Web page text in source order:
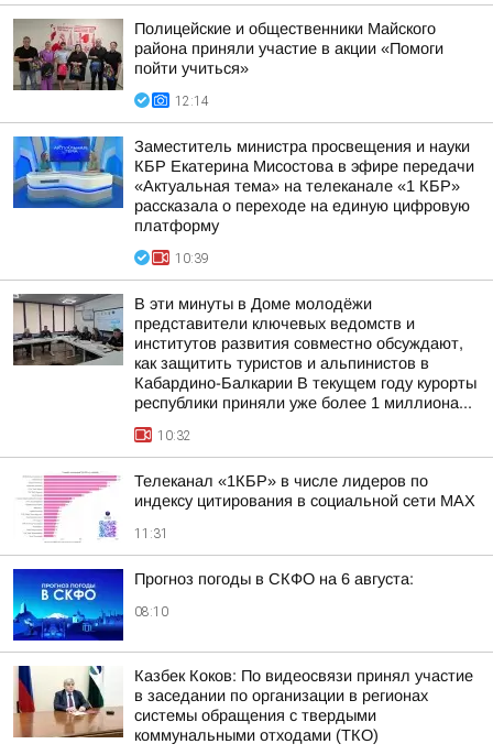
Полицейские и общественники Майского
района приняли участие в акции «Помоги
пойти учиться»
12:14
Заместитель министра просвещения и науки
КБР Екатерина Мисостова в эфире передачи
«Актуальная тема» на телеканале «1 КБР»
рассказала о переходе на единую цифровую
платформу
10:39
В эти минуты в Доме молодёжи
представители ключевых ведомств и
институтов развития совместно обсуждают,
как защитить туристов и альпинистов в
Кабардино-Балкарии В текущем году курорты
республики приняли уже более 1 миллиона...
10:32
Телеканал «1КБР» в числе лидеров по
индексу цитирования в социальной сети MAX
11:31
Прогноз погоды в СКФО на 6 августа:
08:10
Казбек Коков: По видеосвязи принял участие
в заседании по организации в регионах
системы обращения с твердыми
коммунальными отходами (ТКО)